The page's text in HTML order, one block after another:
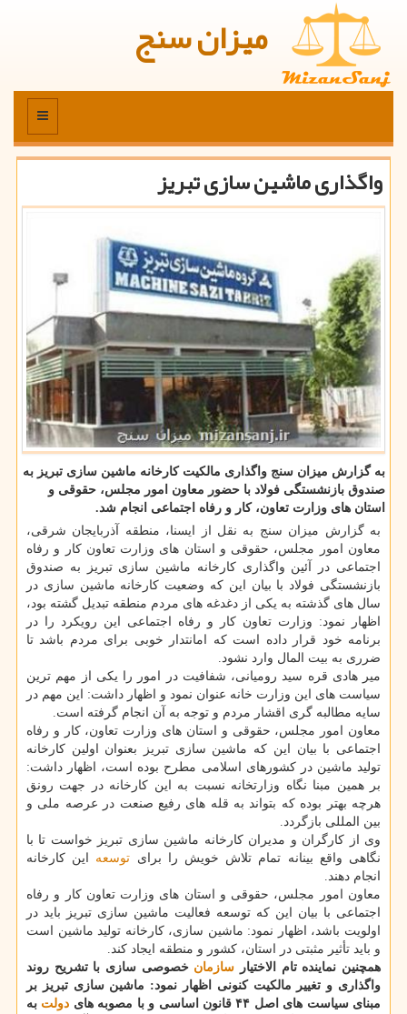
میزان سنج
منو
واگذاری ماشین سازی تبریز
به گزارش میزان سنج واگذاری مالكیت كارخانه ماشین سازی تبریز به
صندوق بازنشستگی فولاد با حضور معاون امور مجلس، حقوقی و
استان های وزارت تعاون، كار و رفاه اجتماعی انجام شد.
به گزارش میزان سنج به نقل از ایسنا، منطقه آذربایجان شرقی،
معاون امور مجلس، حقوقی و استان های وزارت تعاون كار و رفاه
اجتماعی در آئین واگذاری كارخانه ماشین سازی تبریز به صندوق
بازنشستگی فولاد با بیان این كه وضعیت كارخانه ماشین سازی در
سال های گذشته به یكی از دغدغه های مردم منطقه تبدیل گشته بود،
اظهار نمود: وزارت تعاون كار و رفاه اجتماعی این رویكرد را در
برنامه خود قرار داده است كه امانتدار خوبی برای مردم باشد تا
ضرری به بیت المال وارد نشود.
میر هادی قره سید رومیانی، شفافیت در امور را یكی از مهم ترین
سیاست های این وزارت خانه عنوان نمود و اظهار داشت: این مهم در
سایه مطالبه گری اقشار مردم و توجه به آن انجام گرفته است.
معاون امور مجلس، حقوقی و استان های وزارت تعاون، كار و رفاه
اجتماعی با بیان این كه ماشین سازی تبریز بعنوان اولین كارخانه
تولید ماشین در كشورهای اسلامی مطرح بوده است، اظهار داشت:
بر همین مبنا نگاه وزارتخانه نسبت به این كارخانه در جهت رونق
هرچه بهتر بوده كه بتواند به قله های رفیع صنعت در عرصه ملی و
بین المللی بازگردد.
وی از كارگران و مدیران كارخانه ماشین سازی تبریز خواست تا با
نگاهی واقع بینانه تمام تلاش خویش را برای توسعه این كارخانه
انجام دهند.
معاون امور مجلس، حقوقی و استان های وزارت تعاون كار و رفاه
اجتماعی با بیان این كه توسعه فعالیت ماشین سازی تبریز باید در
اولویت باشد، اظهار نمود: ماشین سازی، كارخانه تولید ماشین است
و باید تأثیر مثبتی در استان، كشور و منطقه ایجاد كند.
همچنین نماینده تام الاختیار سازمان خصوصی سازی با تشریح روند
واگذاری و تغییر مالكیت كنونی اظهار نمود: ماشین سازی تبریز بر
مبنای سیاست های اصل ۴۴ قانون اساسی و با مصوبه های
دولت به